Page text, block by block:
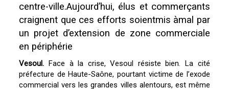
centre-ville.Aujourd’hui, élus et commerçants
craignent que ces efforts soientmis àmal par
un projet d’extension de zone commerciale
en périphérie
Vesoul. Face à la crise, Vesoul résiste bien. La cité
préfecture de Haute-Saône, pourtant victime de l’exode
commercial vers les grandes villes alentours, est même